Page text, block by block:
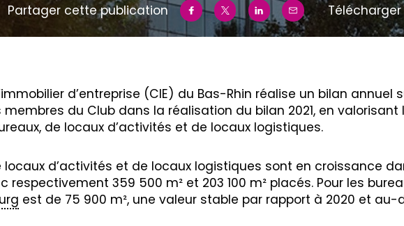
Partager cette publication Télécharger
d’entreprise (CIE) du Bas-Rhin réalise un bilan
membres du Club dans la réalisation du bilan 2021, en valorisant
de locaux d’activités et de locaux logistiques.
locaux d’activités et de locaux logistiques sont en croissance
respectivement 359 500 m² et 203 100 m² placés. Pour les
est de 75 900 m², une valeur stable par rapport à 2020 et